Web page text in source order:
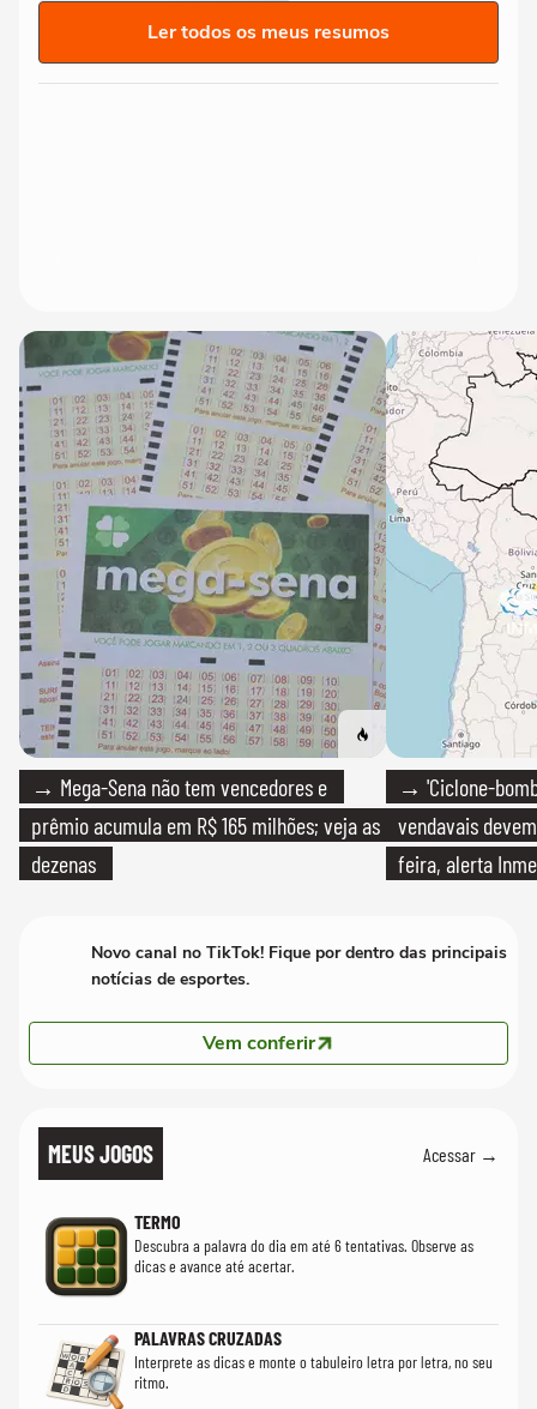
Ler todos os meus resumos
→ Mega-Sena não tem vencedores e
prêmio acumula em R$ 165 milhões; veja as
dezenas
→ 'Ciclone-
vendavais
feira, alerta
Novo canal no TikTok! Fique por dentro das principais
notícias de esportes.
Vem conferir
MEUS JOGOS Acessar →
TERMO
Descubra a palavra do dia em até 6 tentativas. Observe as
dicas e avance até acertar.
PALAVRAS CRUZADAS
Interprete as dicas e monte o tabuleiro letra por letra, no seu
ritmo.